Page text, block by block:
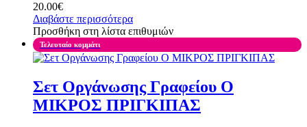
20.00€
Διαβάστε περισσότερα
Προσθήκη στη λίστα επιθυμιών
Τελευταίο κομμάτι
Σετ Οργάνωσης Γραφείου Ο
ΜΙΚΡΟΣ ΠΡΙΓΚΙΠΑΣ